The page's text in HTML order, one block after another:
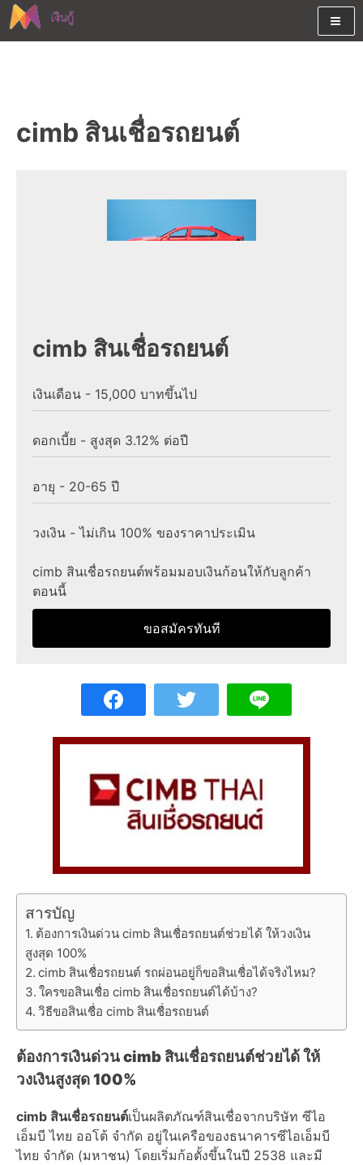
Skip
to
เงินสด และมีรีไฟแนนซ์ด้วย
cimb สินเชื่อรถยนต์
cimb สินเชื่อรถยนต์
เงินเดือน - 15,000 บาทขึ้นไป
ดอกเบี้ย - สูงสุด 3.12% ต่อปี
อายุ - 20-65 ปี
วงเงิน - ไม่เกิน 100% ของราคาประเมิน
cimb สินเชื่อรถยนต์พร้อมมอบเงินก้อนให้กับลูกค้า
ตอนนี้
ขอสมัครทันที
สารบัญ
ต้องการเงินด่วน cimb สินเชื่อรถยนต์ช่วยได้ ให้วงเงิน
สูงสุด 100%
cimb สินเชื่อรถยนต์ รถผ่อนอยู่ก็ขอสินเชื่อได้จริงไหม?
ใครขอสินเชื่อ cimb สินเชื่อรถยนต์ได้บ้าง?
วิธีขอสินเชื่อ cimb สินเชื่อรถยนต์
ต้องการเงินด่วน cimb สินเชื่อรถยนต์ช่วยได้ ให้
วงเงินสูงสุด 100%
cimb สินเชื่อรถยนต์เป็นผลิตภัณฑ์สินเชื่อจากบริษัท ซีไอ
เอ็มบี ไทย ออโต้ จำกัด อยู่ในเครือของธนาคารซีไอเอ็มบี
ไทย จำกัด (มหาชน) โดยเริ่มก้อตั้งขึ้นในปี 2538 และมี